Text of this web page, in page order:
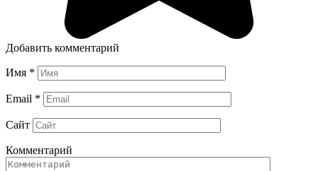
Добавить комментарий
Имя *
Email *
Сайт
Комментарий